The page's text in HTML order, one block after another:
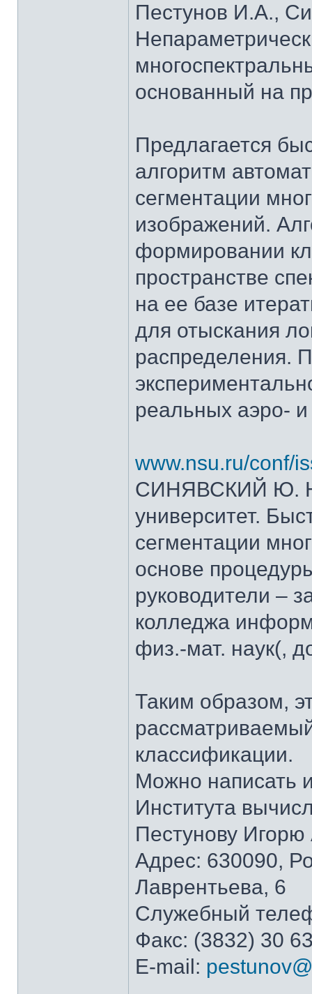
Пестунов И.А.,
основанный на
Предлагается
алгоритм
сегментации
изображений.
формировании
пространстве
на ее базе
для отыскания
распределения.
реальных аэро-
www.nsu.ru/conf/
СИНЯВСКИЙ Ю. Н.
университет.
сегментации
основе
руководители –
колледжа
физ.-мат. наук(,
Таким образом,
классификации.
Можно написать
Института
Пестунову Игорю
Адрес: 630090,
Лаврентьева, 6
Служебный
Факс: (3832) 30
E-mail: